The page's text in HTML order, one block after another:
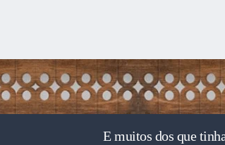
E muitos dos que